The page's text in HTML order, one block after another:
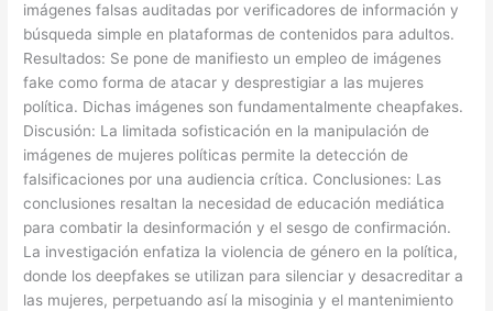
imágenes falsas auditadas por verificadores de información y
búsqueda simple en plataformas de contenidos para adultos.
Resultados: Se pone de manifiesto un empleo de imágenes
fake como forma de atacar y desprestigiar a las mujeres
política. Dichas imágenes son fundamentalmente cheapfakes.
Discusión: La limitada sofisticación en la manipulación de
imágenes de mujeres políticas permite la detección de
falsificaciones por una audiencia crítica. Conclusiones: Las
conclusiones resaltan la necesidad de educación mediática
para combatir la desinformación y el sesgo de confirmación.
La investigación enfatiza la violencia de género en la política,
donde los deepfakes se utilizan para silenciar y desacreditar a
las mujeres, perpetuando así la misoginia y el mantenimiento